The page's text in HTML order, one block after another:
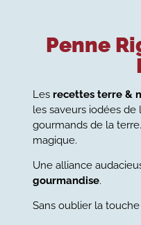
Penne
Lesrecettes terre &
les saveurs iodées de
gourmands de la
magique.
Une alliance
gourmandise.
Sans oublier la touche